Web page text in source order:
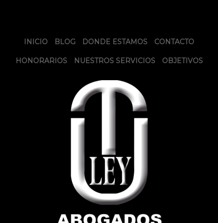
INICIO BLOG DONDE ESTAMOS CONTACTO
HONORARIOS NUESTROS SERVICIOS OBJETIVOS